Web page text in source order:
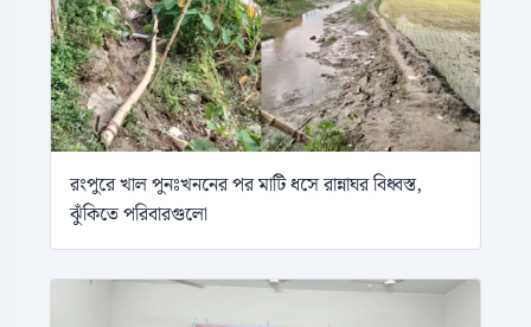
রংপুরে খাল পুনঃখননের পর মাটি ধসে রান্নাঘর বিধ্বস্ত,
ঝুঁকিতে পরিবারগুলো